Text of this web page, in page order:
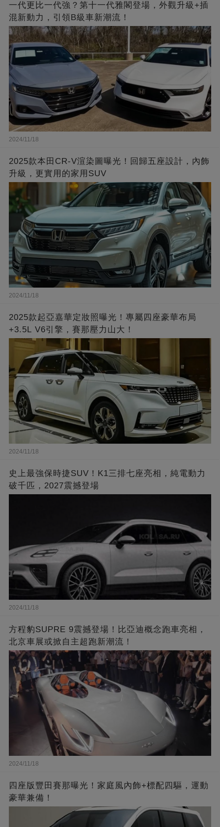
一代更比一代強？第十一代雅閣登場，外觀升級+插
混新動力，引領B級車新潮流！
2024/11/18
2025款本田CR-V渲染圖曝光！回歸五座設計，內飾
升級，更實用的家用SUV
2024/11/18
2025款起亞嘉華定妝照曝光！專屬四座豪華布局
+3.5L V6引擎，賽那壓力山大！
2024/11/18
史上最強保時捷SUV！K1三排七座亮相，純電動力
破千匹，2027震撼登場
2024/11/18
方程豹SUPRE 9震撼登場！比亞迪概念跑車亮相，
北京車展或掀自主超跑新潮流！
2024/11/18
四座版豐田賽那曝光！家庭風內飾+標配四驅，運動
豪華兼備！